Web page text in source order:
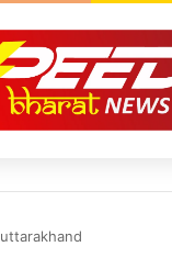
uttarakhand